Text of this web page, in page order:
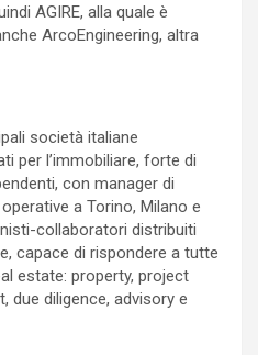
AGIRE, alla quale è
ArcoEngineering, altra
società italiane
per l’immobiliare, forte di
con manager di
a Torino, Milano e
collaboratori distribuiti
capace di rispondere a tutte
estate: property, project
due diligence, advisory e